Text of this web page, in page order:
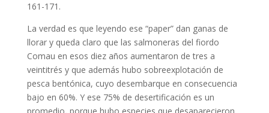
161-171.
La verdad es que leyendo ese “paper” dan ganas de
llorar y queda claro que las salmoneras del fiordo
Comau en esos diez años aumentaron de tres a
veintitrés y que además hubo sobreexplotación de
pesca bentónica, cuyo desembarque en consecuencia
bajo en 60%. Y ese 75% de desertificación es un